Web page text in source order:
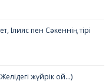
Ілияс пен Сәкеннің тірі
жүйрік ой…)